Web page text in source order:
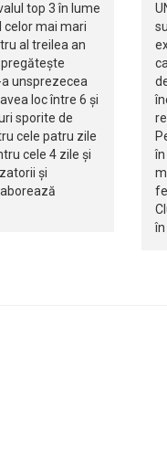
top 3 în lume
celor mai mari
al treilea an
unsprezecea
loc între 6 și
sporite de
cele patru zile
cele 4 zile și
și